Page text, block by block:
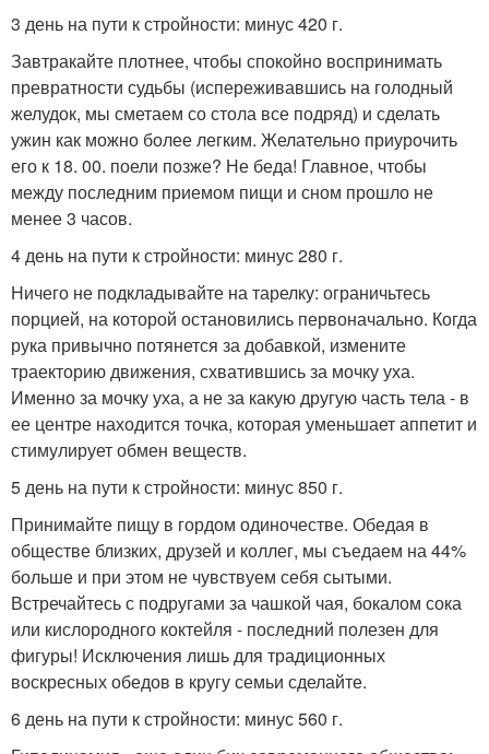
3 день на пути к стройности: минус 420 г.
Завтракайте плотнее, чтобы спокойно воспринимать
превратности судьбы (испереживавшись на голодный
желудок, мы сметаем со стола все подряд) и сделать
ужин как можно более легким. Желательно приурочить
его к 18. 00. поели позже? Не беда! Главное, чтобы
между последним приемом пищи и сном прошло не
менее 3 часов.
4 день на пути к стройности: минус 280 г.
Ничего не подкладывайте на тарелку: ограничьтесь
порцией, на которой остановились первоначально. Когда
рука привычно потянется за добавкой, измените
траекторию движения, схватившись за мочку уха.
Именно за мочку уха, а не за какую другую часть тела - в
ее центре находится точка, которая уменьшает аппетит и
стимулирует обмен веществ.
5 день на пути к стройности: минус 850 г.
Принимайте пищу в гордом одиночестве. Обедая в
обществе близких, друзей и коллег, мы съедаем на 44%
больше и при этом не чувствуем себя сытыми.
Встречайтесь с подругами за чашкой чая, бокалом сока
или кислородного коктейля - последний полезен для
фигуры! Исключения лишь для традиционных
воскресных обедов в кругу семьи сделайте.
6 день на пути к стройности: минус 560 г.